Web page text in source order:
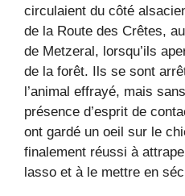
circulaient du côté
de la Route des Crêtes,
de Metzeral, lorsqu’ils
de la forêt. Ils se sont
l’animal effrayé, mais
présence d’esprit de
ont gardé un oeil sur le
finalement réussi à
lasso et à le mettre en